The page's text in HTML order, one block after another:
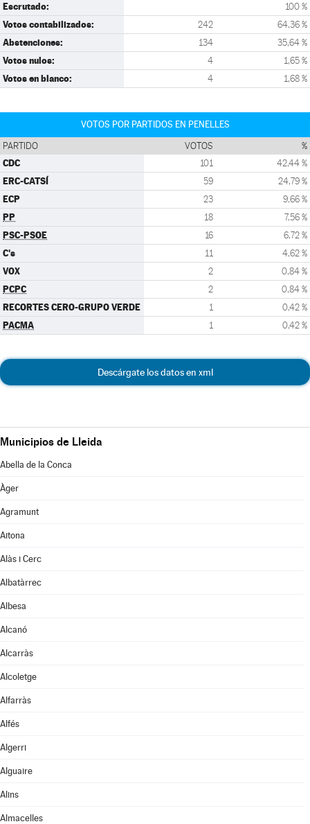
Escrutado: 100 %
Votos contabilizados: 242 64,36 %
Abstenciones: 134 35,64 %
Votos nulos: 4 1,65 %
Votos en blanco: 4 1,68 %
VOTOS POR PARTIDOS EN PENELLES
PARTIDO VOTOS %
CDC 101 42,44 %
ERC-CATSÍ 59 24,79 %
ECP 23 9,66 %
PP 18 7,56 %
PSC-PSOE 16 6,72 %
C's 11 4,62 %
VOX 2 0,84 %
PCPC 2 0,84 %
RECORTES CERO-GRUPO VERDE 1 0,42 %
PACMA 1 0,42 %
Descárgate los datos en xml
Municipios de Lleida
Abella de la Conca
Àger
Agramunt
Aitona
Alàs i Cerc
Albatàrrec
Albesa
Alcanó
Alcarràs
Alcoletge
Alfarràs
Alfés
Algerri
Alguaire
Alins
Almacelles